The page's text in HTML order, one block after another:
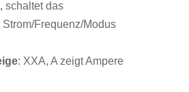
schaltet das
Frequenz/Modus
: XXA, A zeigt Ampere